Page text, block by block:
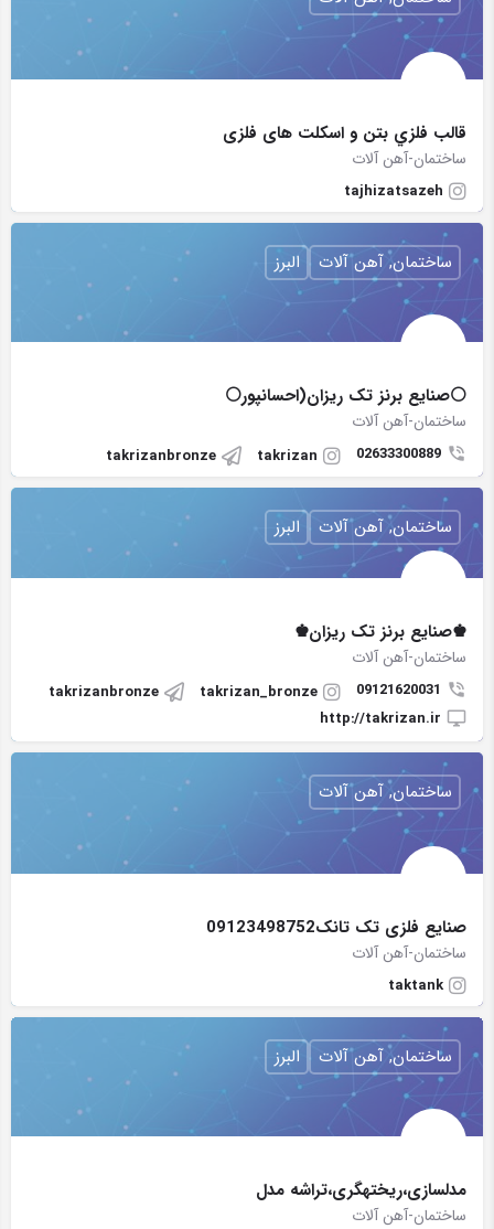
قالب فلزي بتن و اسکلت های فلزی
ساختمان-آهن آلات
tajhizatsazeh
⚪صنایع برنز تک ریزان(احسانپور⚪
ساختمان-آهن آلات
02633300889
takrizan
takrizanbronze
ساختمان, آهن آلات البرز
♚صنایع برنز تک ریزان♚
ساختمان-آهن آلات
09121620031
takrizan_bronze
takrizanbronze
http://takrizan.ir
ساختمان, آهن آلات البرز
صنایع فلزی تک تانک09123498752
ساختمان-آهن آلات
taktank
ساختمان, آهن آلات
مدلسازی،ریختهگری،تراشه مدل
ساختمان-آهن آلات
ساختمان, آهن آلات البرز